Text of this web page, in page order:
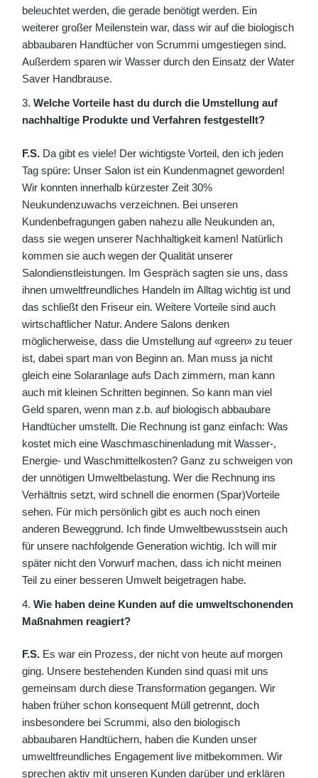
beleuchtet werden, die gerade benötigt werden. Ein
weiterer großer Meilenstein war, dass wir auf die biologisch
abbaubaren Handtücher von Scrummi umgestiegen sind.
Außerdem sparen wir Wasser durch den Einsatz der Water
Saver Handbrause.
Welche Vorteile hast du durch die Umstellung auf
nachhaltige Produkte und Verfahren festgestellt?
F.S. Da gibt es viele! Der wichtigste Vorteil, den ich jeden
Tag spüre: Unser Salon ist ein Kundenmagnet geworden!
Wir konnten innerhalb kürzester Zeit 30%
Neukundenzuwachs verzeichnen. Bei unseren
Kundenbefragungen gaben nahezu alle Neukunden an,
dass sie wegen unserer Nachhaltigkeit kamen! Natürlich
kommen sie auch wegen der Qualität unserer
Salondienstleistungen. Im Gespräch sagten sie uns, dass
ihnen umweltfreundliches Handeln im Alltag wichtig ist und
das schließt den Friseur ein. Weitere Vorteile sind auch
wirtschaftlicher Natur. Andere Salons denken
möglicherweise, dass die Umstellung auf «green» zu teuer
ist, dabei spart man von Beginn an. Man muss ja nicht
gleich eine Solaranlage aufs Dach zimmern, man kann
auch mit kleinen Schritten beginnen. So kann man viel
Geld sparen, wenn man z.b. auf biologisch abbaubare
Handtücher umstellt. Die Rechnung ist ganz einfach: Was
kostet mich eine Waschmaschinenladung mit Wasser-,
Energie- und Waschmittelkosten? Ganz zu schweigen von
der unnötigen Umweltbelastung. Wer die Rechnung ins
Verhältnis setzt, wird schnell die enormen (Spar)Vorteile
sehen. Für mich persönlich gibt es auch noch einen
anderen Beweggrund. Ich finde Umweltbewusstsein auch
für unsere nachfolgende Generation wichtig. Ich will mir
später nicht den Vorwurf machen, dass ich nicht meinen
Teil zu einer besseren Umwelt beigetragen habe.
Wie haben deine Kunden auf die umweltschonenden
Maßnahmen reagiert?
F.S. Es war ein Prozess, der nicht von heute auf morgen
ging. Unsere bestehenden Kunden sind quasi mit uns
gemeinsam durch diese Transformation gegangen. Wir
haben früher schon konsequent Müll getrennt, doch
insbesondere bei Scrummi, also den biologisch
abbaubaren Handtüchern, haben die Kunden unser
umweltfreundliches Engagement live mitbekommen. Wir
sprechen aktiv mit unseren Kunden darüber und erklären